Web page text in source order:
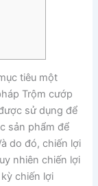
tiêu một
Trộm cướp
sử dụng để
sản phẩm để
do đó, chiến lợi
nhiên chiến lợi
chiến lợi